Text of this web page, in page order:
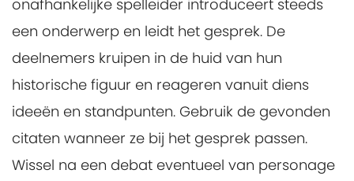
onafhankelijke spelleider introduceert steeds
een onderwerp en leidt het gesprek. De
deelnemers kruipen in de huid van hun
historische figuur en reageren vanuit diens
ideeën en standpunten. Gebruik de gevonden
citaten wanneer ze bij het gesprek passen.
Wissel na een debat eventueel van personage